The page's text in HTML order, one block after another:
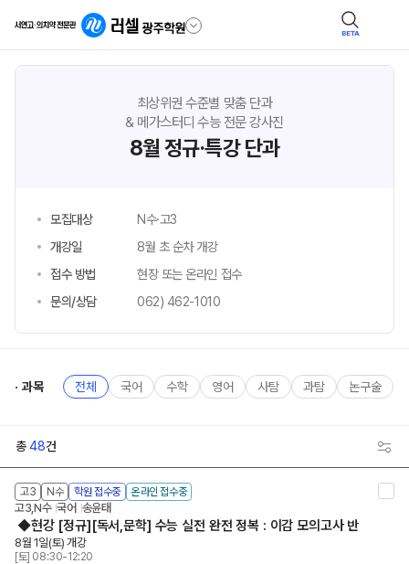
BETA
최상위권 수준별 맞춤 단과
& 메가스터디 수능 전문 강사진
8월 정규·특강 단과
모집대상
N수·고3
개강일
8월 초 순차 개강
접수 방법
현장 또는 온라인 접수
문의/상담
062) 462-1010
과목 전체 국어 수학 영어 사탐 과탐 논구술
총48건
고3 N수 학원 접수중 온라인 접수중
고3,N수 국어 송윤태
◆현강 [정규][독서,문학] 수능 실전 완전 정복 : 이감 모의고사 반
8월 1일(토) 개강
[토] 08:30-12:20